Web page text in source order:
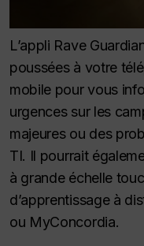
L’appli Rave
poussées à votre
mobile pour vous
urgences sur les
majeures ou des
TI. Il pourrait
à grande échelle
d’apprentissage à
ou MyConcordia.